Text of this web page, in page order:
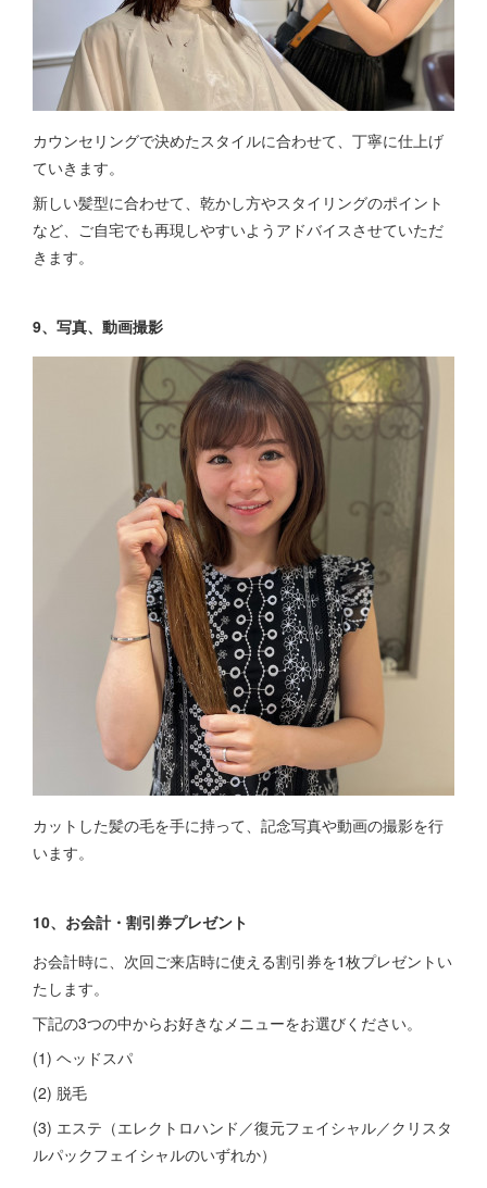
カウンセリングで決めたスタイルに合わせて、丁寧に仕上げ
ていきます。
新しい髪型に合わせて、乾かし方やスタイリングのポイント
など、ご自宅でも再現しやすいようアドバイスさせていただ
きます。
9、写真、動画撮影
カットした髪の毛を手に持って、記念写真や動画の撮影を行
います。
10、お会計・割引券プレゼント
お会計時に、次回ご来店時に使える割引券を1枚プレゼントい
たします。
下記の3つの中からお好きなメニューをお選びください。
(1) ヘッドスパ
(2) 脱毛
(3) エステ（エレクトロハンド／復元フェイシャル／クリスタ
ルパックフェイシャルのいずれか）